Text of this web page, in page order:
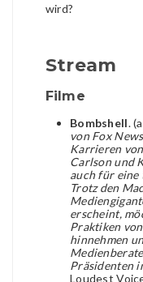
wird?
Stream
Filme
Bombshell.
von Fox
Karrieren
Carlson und
auch für eine
Trotz den
erscheint,
Praktiken
hinnehmen
Präsidenten
Loudest